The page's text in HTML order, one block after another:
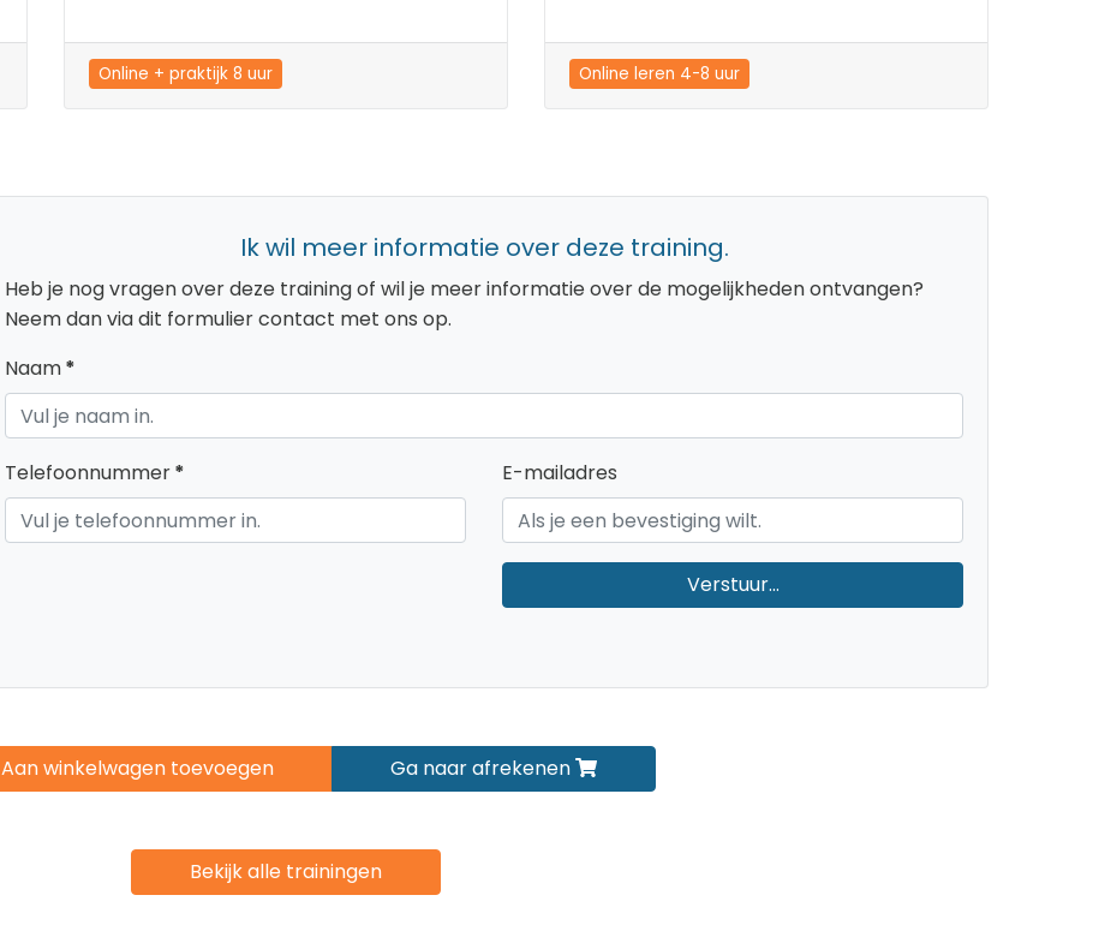
Online + praktijk 8 uur Online leren 4-8 uur
Ik wil meer informatie over deze training.
Heb je nog vragen over deze training of wil je meer informatie over de mogelijkheden ontvangen?
Neem dan via dit formulier contact met ons op.
Naam*
Telefoonnummer* E-mailadres
Verstuur...
Aan winkelwagen toevoegen Ga naar afrekenen
Bekijk alle trainingen